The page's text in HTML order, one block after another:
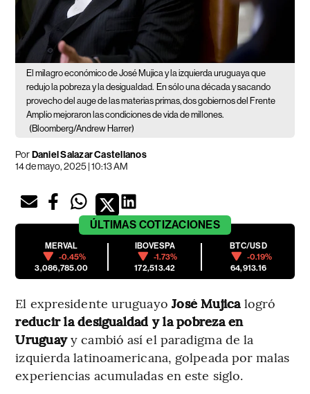
El milagro económico de José Mujica y la izquierda uruguaya que
redujo la pobreza y la desigualdad. En sólo una década y sacando
provecho del auge de las materias primas, dos gobiernos del Frente
Amplio mejoraron las condiciones de vida de millones.
(Bloomberg/Andrew Harrer)
PorDaniel Salazar Castellanos
14 de mayo, 2025 | 10:13 AM
ÚLTIMAS COTIZACIONES
MERVAL
-0.45%
3,086,785.00
IBOVESPA
-1.73%
172,513.42
BTC/USD
-0.19%
64,913.16
El expresidente uruguayo José Mujicalogró
reducir la desigualdad y la pobreza en
Uruguayy cambió así el paradigma de la
izquierda latinoamericana, golpeada por malas
experiencias acumuladas en este siglo.